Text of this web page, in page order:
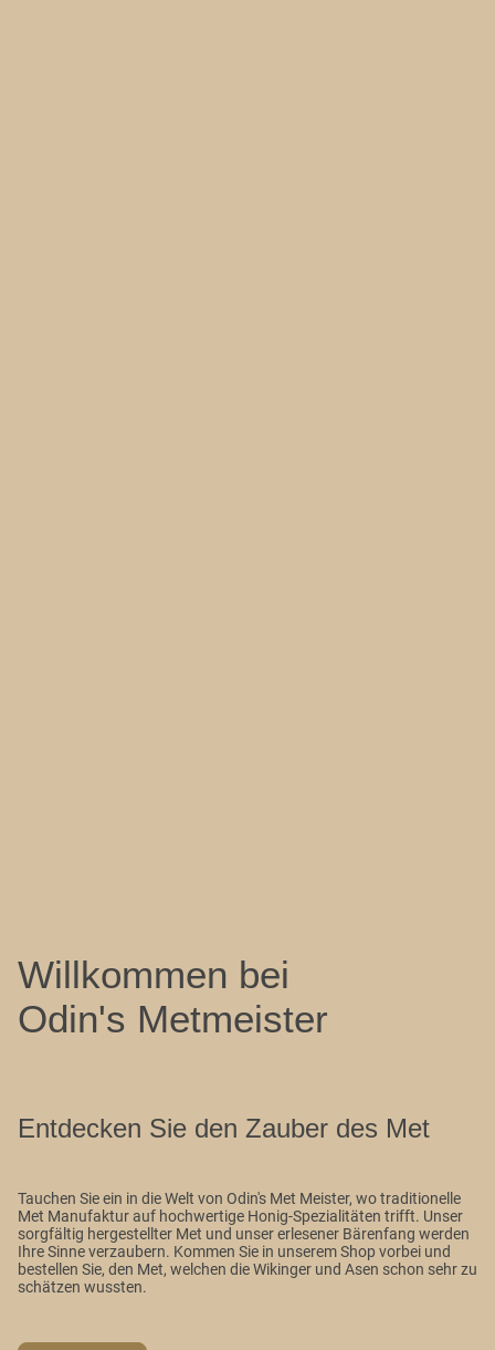
Willkommen bei
Odin's Metmeister
Entdecken Sie den Zauber des Met
Tauchen Sie ein in die Welt von Odin's Met Meister, wo traditionelle
Met Manufaktur auf hochwertige Honig-Spezialitäten trifft. Unser
sorgfältig hergestellter Met und unser erlesener Bärenfang werden
Ihre Sinne verzaubern. Kommen Sie in unserem Shop vorbei und
bestellen Sie, den Met, welchen die Wikinger und Asen schon sehr zu
schätzen wussten.